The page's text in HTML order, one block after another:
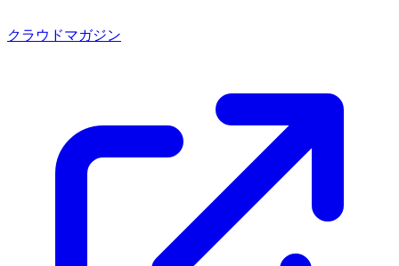
クラウドマガジン